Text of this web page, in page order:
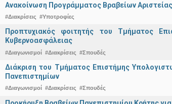
Ανακοίνωση Προγράμματος Βραβείων
#Διακρίσεις #Υποτροφίες
Προπτυχιακός φοιτητής του Τμήματος
Κυβερνοασφάλειας
#Διαγωνισμοί #Διακρίσεις #Σπουδές
Διάκριση του Τμήματος Επιστήμης
Πανεπιστημίων
#Διαγωνισμοί #Διακρίσεις #Σπουδές